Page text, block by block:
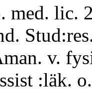
med. lic.
v.
:läk.